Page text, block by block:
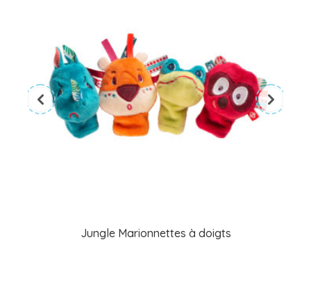
Jungle Marionnettes à doigts